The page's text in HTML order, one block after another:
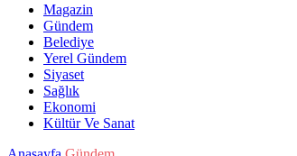
Magazin
Gündem
Belediye
Yerel Gündem
Siyaset
Sağlık
Ekonomi
Kültür Ve Sanat